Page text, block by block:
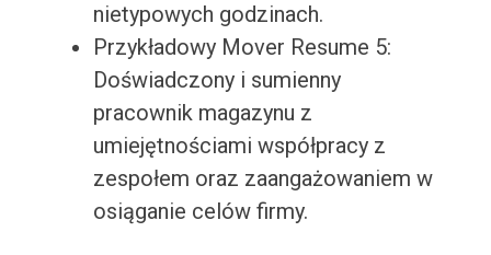
nietypowych godzinach.
Przykładowy Mover Resume 5:
Doświadczony i sumienny
pracownik magazynu z
umiejętnościami współpracy z
zespołem oraz zaangażowaniem w
osiąganie celów firmy.